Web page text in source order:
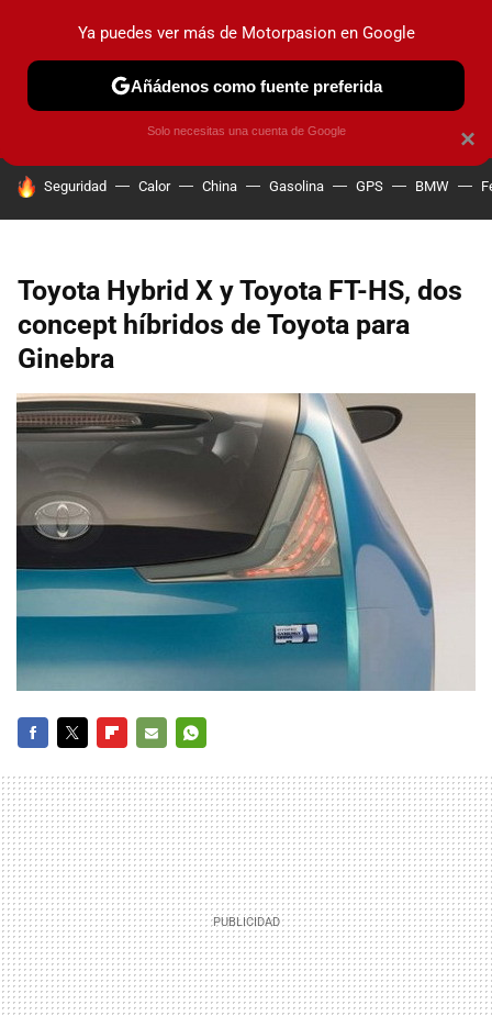
PRUEBAS COCHES ELÉCTRICOS OBSERVATORIO
HOY SE HABLA DE
Seguridad Calor China Gasolina GPS BMW
Toyota Hybrid X y Toyota FT-HS, dos
concept híbridos de Toyota para
Ginebra
MAIL
×
Ya puedes ver más de Motorpasion en Google
Añádenos como fuente preferida
Solo necesitas una cuenta de Google